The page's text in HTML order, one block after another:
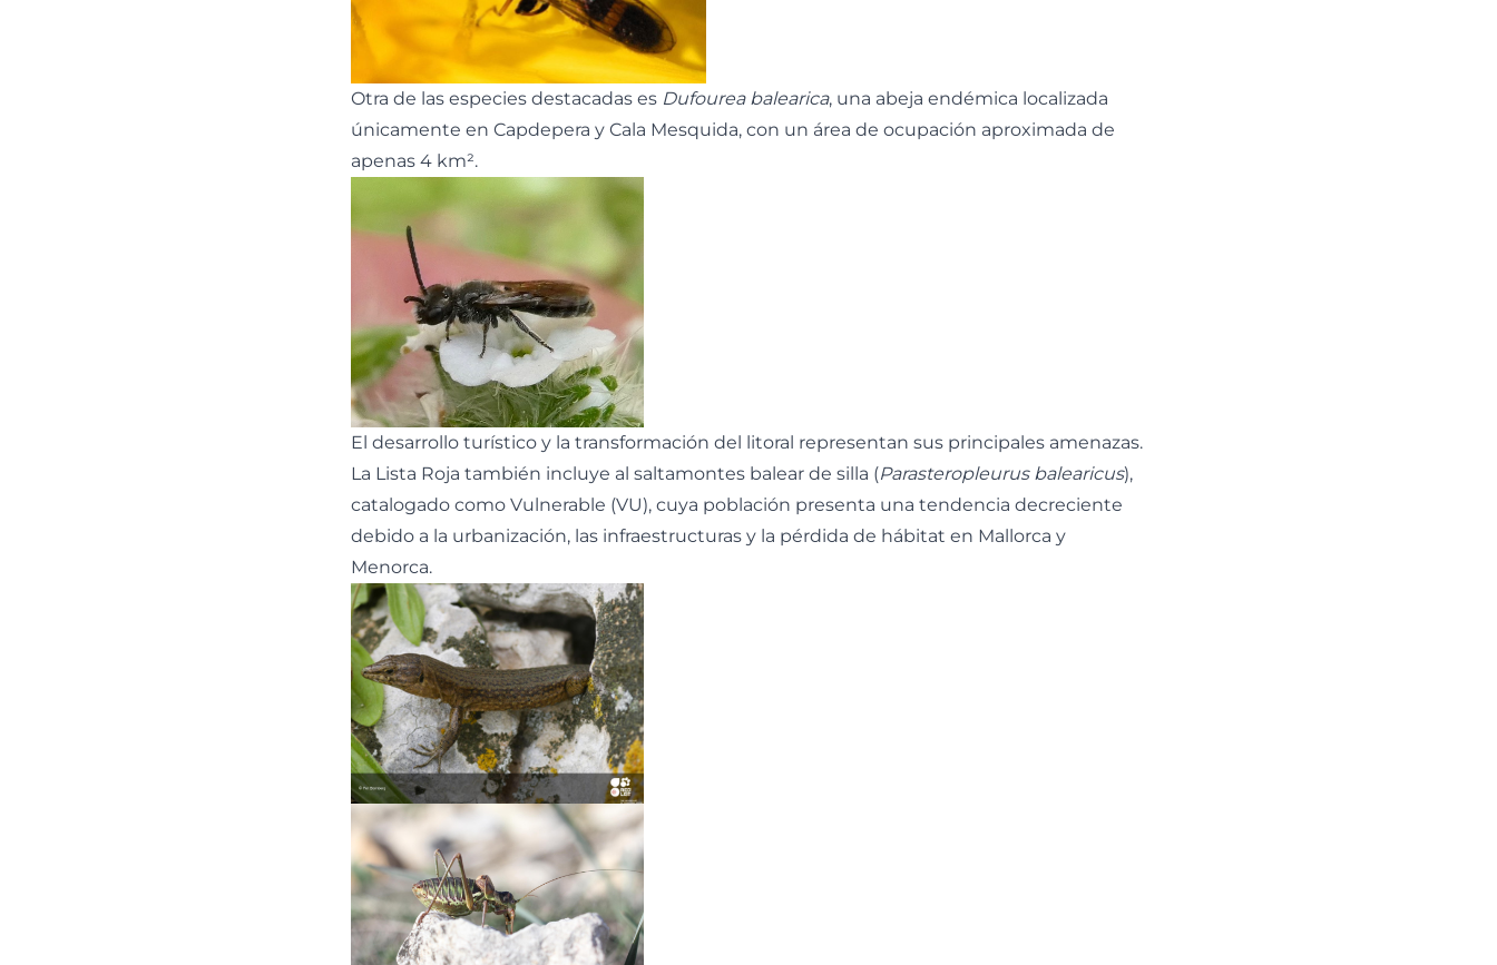
Otra de las especies destacadas es Dufourea balearica, una abeja endémica localizada
únicamente en Capdepera y Cala Mesquida, con un área de ocupación aproximada de
apenas 4 km².
El desarrollo turístico y la transformación del litoral representan sus principales amenazas.
La Lista Roja también incluye al saltamontes balear de silla (Parasteropleurus balearicus),
catalogado como Vulnerable (VU), cuya población presenta una tendencia decreciente
debido a la urbanización, las infraestructuras y la pérdida de hábitat en Mallorca y
Menorca.